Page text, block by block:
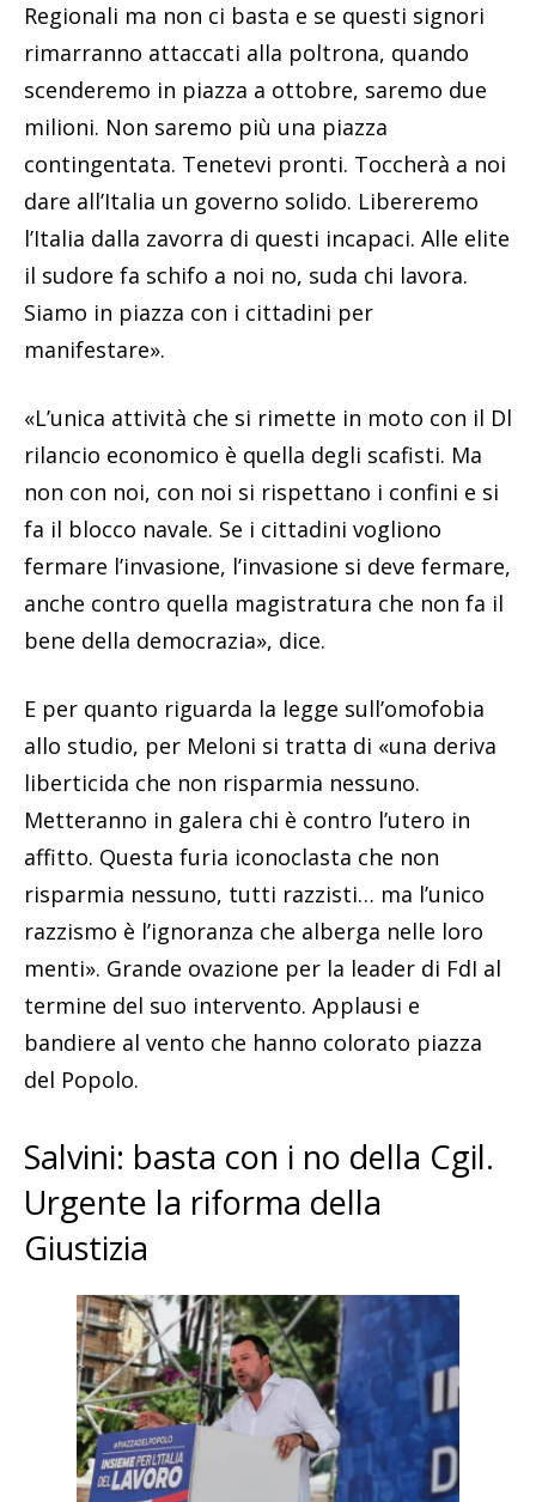
Regionali ma non ci basta e se questi signori
rimarranno attaccati alla poltrona, quando
scenderemo in piazza a ottobre, saremo due
milioni. Non saremo più una piazza
contingentata. Tenetevi pronti. Toccherà a noi
dare all’Italia un governo solido. Libereremo
l’Italia dalla zavorra di questi incapaci. Alle elite
il sudore fa schifo a noi no, suda chi lavora.
Siamo in piazza con i cittadini per
manifestare».
«L’unica attività che si rimette in moto con il Dl
rilancio economico è quella degli scafisti. Ma
non con noi, con noi si rispettano i confini e si
fa il blocco navale. Se i cittadini vogliono
fermare l’invasione, l’invasione si deve fermare,
anche contro quella magistratura che non fa il
bene della democrazia», dice.
E per quanto riguarda la legge sull’omofobia
allo studio, per Meloni si tratta di «una deriva
liberticida che non risparmia nessuno.
Metteranno in galera chi è contro l’utero in
affitto. Questa furia iconoclasta che non
risparmia nessuno, tutti razzisti… ma l’unico
razzismo è l’ignoranza che alberga nelle loro
menti». Grande ovazione per la leader di FdI al
termine del suo intervento. Applausi e
bandiere al vento che hanno colorato piazza
del Popolo.
Salvini: basta con i no della Cgil.
Urgente la riforma della
Giustizia